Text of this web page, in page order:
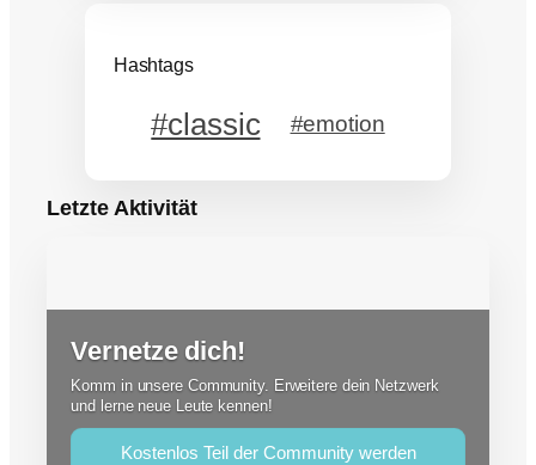
Hashtags
#classic #emotion
Letzte Aktivität
Vernetze dich!
Komm in unsere Community. Erweitere dein Netzwerk
und lerne neue Leute kennen!
Kostenlos Teil der Community werden